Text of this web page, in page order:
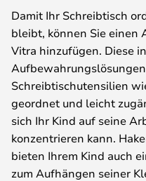
Damit Ihr Schreibtisch
bleibt, können Sie einen
Vitra hinzufügen. Diese
Schreibtischutensilien
geordnet und leicht
sich Ihr Kind auf seine
konzentrieren kann.
bieten Ihrem Kind auch
zum Aufhängen seiner